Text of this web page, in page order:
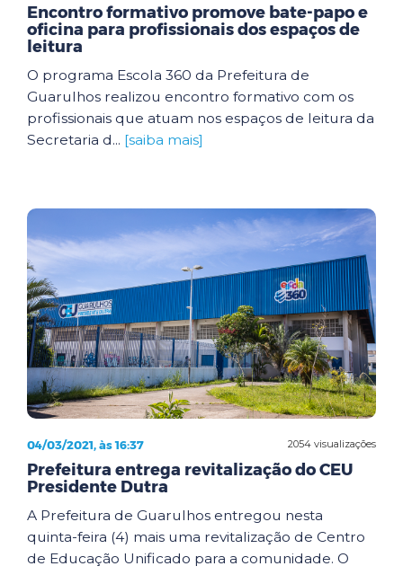
Encontro formativo promove bate-papo e
oficina para profissionais dos espaços de
leitura
O programa Escola 360 da Prefeitura de
Guarulhos realizou encontro formativo com os
profissionais que atuam nos espaços de leitura da
Secretaria d... [saiba mais]
2054 visualizações
04/03/2021, às 16:37
Prefeitura entrega revitalização do CEU
Presidente Dutra
A Prefeitura de Guarulhos entregou nesta
quinta-feira (4) mais uma revitalização de Centro
de Educação Unificado para a comunidade. O